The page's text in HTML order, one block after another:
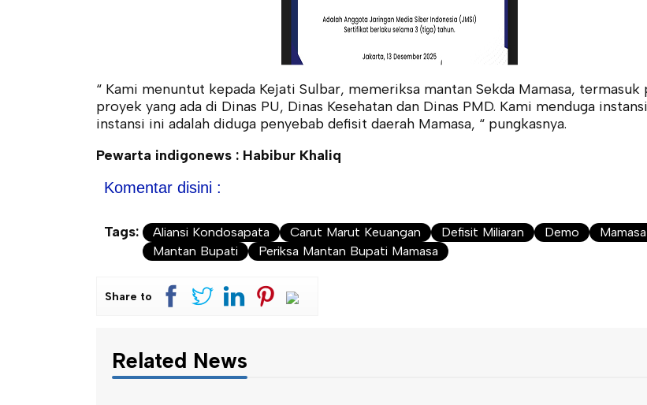
“ Kami menuntut kepada Kejati Sulbar, memeriksa mantan Sekda Mamasa, termasuk
proyek yang ada di Dinas PU, Dinas Kesehatan dan Dinas PMD. Kami menduga
instansi ini adalah diduga penyebab defisit daerah Mamasa, “ pungkasnya.
Pewarta indigonews : Habibur Khaliq
Komentar disini :
Tags: Aliansi Kondosapata Carut Marut Keuangan Defisit Miliaran Demo
Mamasa
Mantan Bupati
Periksa Mantan Bupati Mamasa
Share to
Related News